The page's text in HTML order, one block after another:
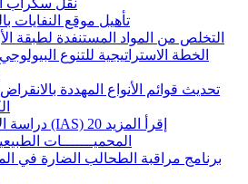
نقل سكراب
تأهيل موقع النفايات
التخلص من المواد المستنفدة لطبقة
تحديث قوائم الأنواع المهددة
دراسة الأنواع الغريبة الغازية (IAS) 20 إقرأ المزيد
المحميـــــــات
برنامج مراقبة الطحالب الضارة في